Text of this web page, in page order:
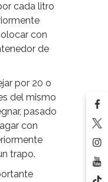
cada litro
con
de
por 20 o
del mismo
pasado
con
trapo.